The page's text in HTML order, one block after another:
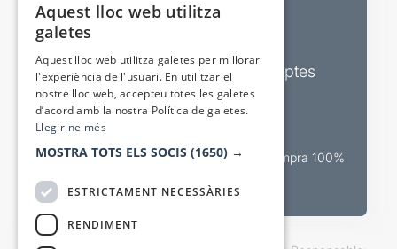
Sortejos exclusius
Butlletins d’actualitat i descomptes
Valora espectacles
Canal oficial de venda teatral Compra 100%
Aquest lloc web utilitza
galetes
Aquest lloc web utilitza galetes per millorar
l'experiència de l'usuari. En utilitzar el
nostre lloc web, accepteu totes les galetes
d’acord amb la nostra Política de galetes.
Llegir-ne més
MOSTRA TOTS ELS SOCIS (1650) →
ESTRICTAMENT NECESSÀRIES
RENDIMENT